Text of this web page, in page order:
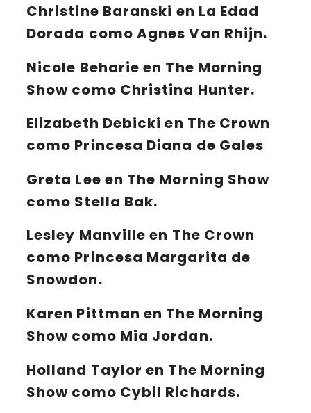
Christine Baranski en La Edad
Dorada como Agnes Van Rhijn.
Nicole Beharie en The Morning
Show como Christina Hunter.
Elizabeth Debicki en The Crown
como Princesa Diana de Gales
Greta Lee en The Morning Show
como Stella Bak.
Lesley Manville en The Crown
como Princesa Margarita de
Snowdon.
Karen Pittman en The Morning
Show como Mia Jordan.
Holland Taylor en The Morning
Show como Cybil Richards.